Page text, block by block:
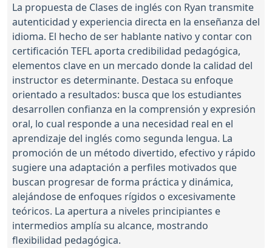
La propuesta de Clases de inglés con Ryan transmite
autenticidad y experiencia directa en la enseñanza del
idioma. El hecho de ser hablante nativo y contar con
certificación TEFL aporta credibilidad pedagógica,
elementos clave en un mercado donde la calidad del
instructor es determinante. Destaca su enfoque
orientado a resultados: busca que los estudiantes
desarrollen confianza en la comprensión y expresión
oral, lo cual responde a una necesidad real en el
aprendizaje del inglés como segunda lengua. La
promoción de un método divertido, efectivo y rápido
sugiere una adaptación a perfiles motivados que
buscan progresar de forma práctica y dinámica,
alejándose de enfoques rígidos o excesivamente
teóricos. La apertura a niveles principiantes e
intermedios amplía su alcance, mostrando
flexibilidad pedagógica.